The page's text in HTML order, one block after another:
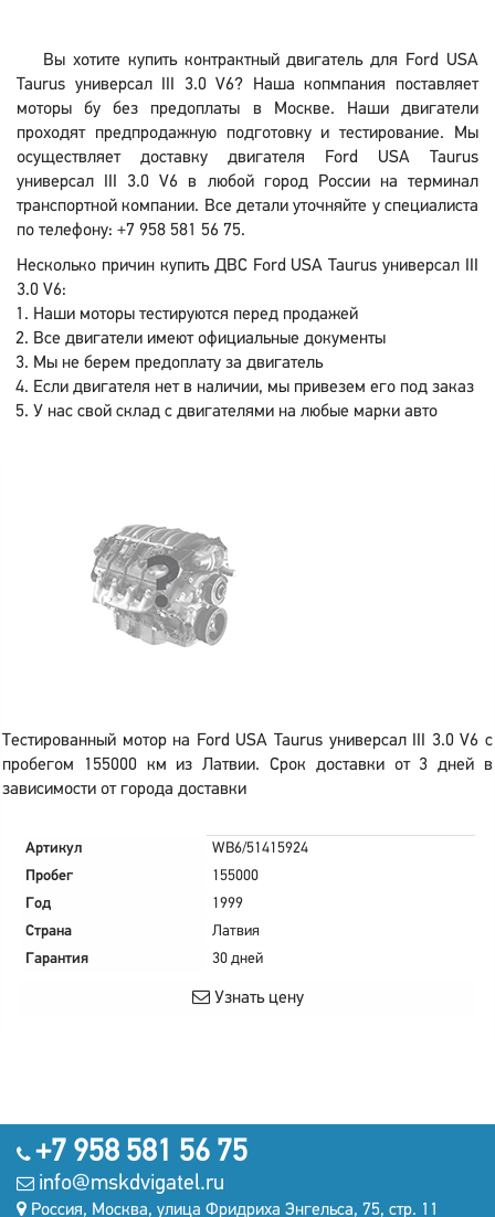
Вы хотите купить контрактный двигатель для Ford USA
Taurus универсал III 3.0 V6? Наша копмпания поставляет
моторы бу без предоплаты в Москве. Наши двигатели
проходят предпродажную подготовку и тестирование. Мы
осуществляет доставку двигателя Ford USA Taurus
универсал III 3.0 V6 в любой город России на терминал
транспортной компании. Все детали уточняйте у специалиста
по телефону: +7 958 581 56 75.
Несколько причин купить ДВС Ford USA Taurus универсал III
3.0 V6:
Наши моторы тестируются перед продажей
Все двигатели имеют официальные документы
Мы не берем предоплату за двигатель
Если двигателя нет в наличии, мы привезем его под заказ
У нас свой склад с двигателями на любые марки авто
Тестированный мотор на Ford USA Taurus универсал III 3.0 V6 с
пробегом 155000 км из Латвии. Срок доставки от 3 дней в
зависимости от города доставки
Артикул
WB6/51415924
Пробег
155000
Год
1999
Страна
Латвия
Гарантия
30 дней
Узнать цену
+7 958 581 56 75
info@mskdvigatel.ru
Россия, Москва, улица Фридриха Энгельса, 75, стр. 11